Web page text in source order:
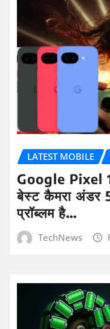
LATEST MOBILE
Google Pixel
बेस्ट कैमरा अंडर
प्रॉब्लम है…
TechNews